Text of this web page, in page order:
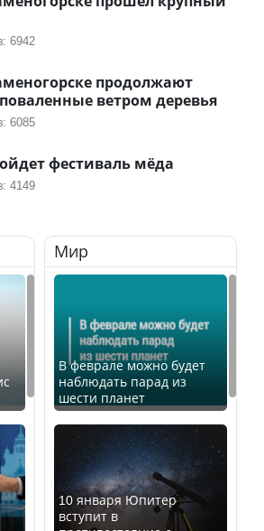
6942
продолжают
ветром деревья
6085
фестиваль мёда
4149
Мир
В феврале можно будет
наблюдать парад из
шести планет
10 января Юпитер
вступит в